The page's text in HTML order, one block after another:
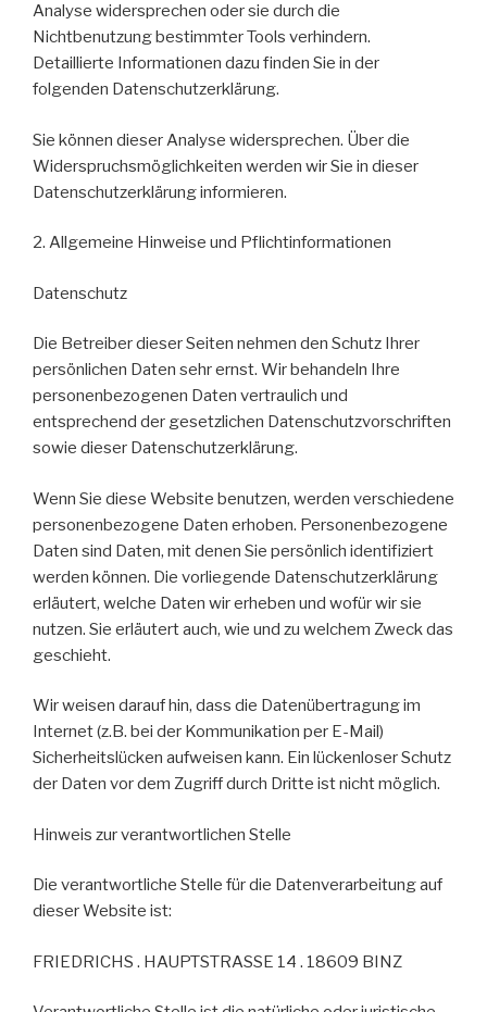
Analyse widersprechen oder sie durch die
Nichtbenutzung bestimmter Tools verhindern.
Detaillierte Informationen dazu finden Sie in der
folgenden Datenschutzerklärung.
Sie können dieser Analyse widersprechen. Über die
Widerspruchsmöglichkeiten werden wir Sie in dieser
Datenschutzerklärung informieren.
2. Allgemeine Hinweise und Pflichtinformationen
Datenschutz
Die Betreiber dieser Seiten nehmen den Schutz Ihrer
persönlichen Daten sehr ernst. Wir behandeln Ihre
personenbezogenen Daten vertraulich und
entsprechend der gesetzlichen Datenschutzvorschriften
sowie dieser Datenschutzerklärung.
Wenn Sie diese Website benutzen, werden verschiedene
personenbezogene Daten erhoben. Personenbezogene
Daten sind Daten, mit denen Sie persönlich identifiziert
werden können. Die vorliegende Datenschutzerklärung
erläutert, welche Daten wir erheben und wofür wir sie
nutzen. Sie erläutert auch, wie und zu welchem Zweck das
geschieht.
Wir weisen darauf hin, dass die Datenübertragung im
Internet (z.B. bei der Kommunikation per E-Mail)
Sicherheitslücken aufweisen kann. Ein lückenloser Schutz
der Daten vor dem Zugriff durch Dritte ist nicht möglich.
Hinweis zur verantwortlichen Stelle
Die verantwortliche Stelle für die Datenverarbeitung auf
dieser Website ist:
FRIEDRICHS . HAUPTSTRASSE 14 . 18609 BINZ